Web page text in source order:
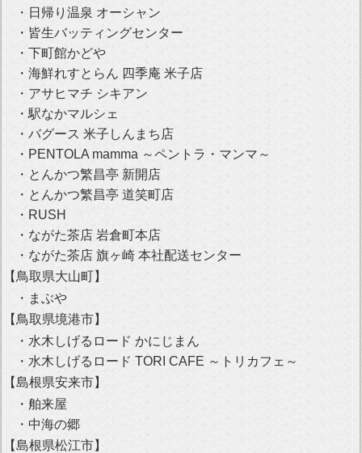
・日帰り温泉 オーシャン
・皆生バッティングセンター
・下町館かどや
・海鮮れすとらん 四季庵 米子店
・アサヒマチ シキアン
・駅なかマルシェ
・バグース 米子しんまち店
・PENTOLA mamma ～ペントラ・マンマ～
・とんかつ繁昌亭 新開店
・とんかつ繁昌亭 道笑町店
・RUSH
・ながた茶店 岩倉町本店
・ながた茶店 旗ヶ崎 本社配送センター
【鳥取県大山町】
・まぶや
【鳥取県境港市】
・水木しげるロード かにじまん
・水木しげるロード TORI CAFE ～トリカフェ～
【島根県安来市】
・舶来屋
・中海の郷
【島根県松江市】